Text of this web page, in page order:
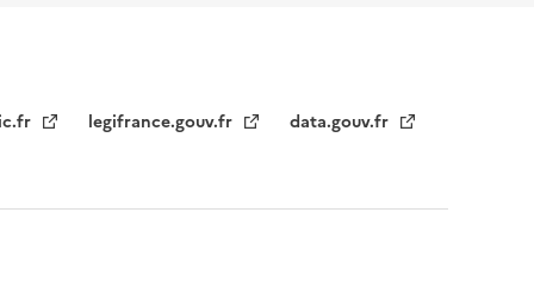
legifrance.gouv.fr data.gouv.fr